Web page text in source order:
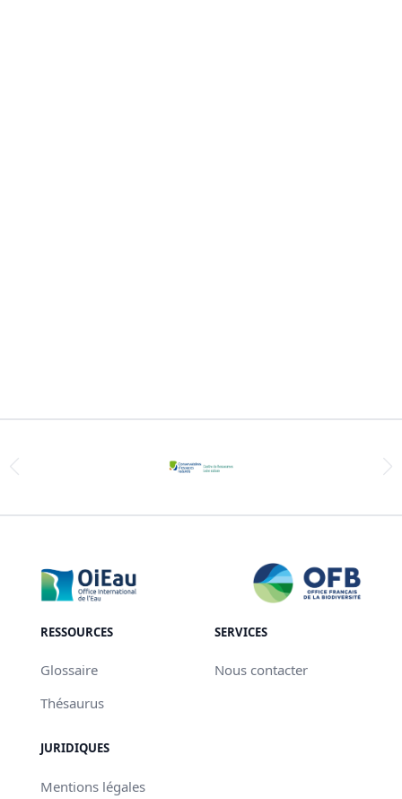
RESSOURCES
Glossaire
Thésaurus
SERVICES
Nous contacter
JURIDIQUES
Mentions légales